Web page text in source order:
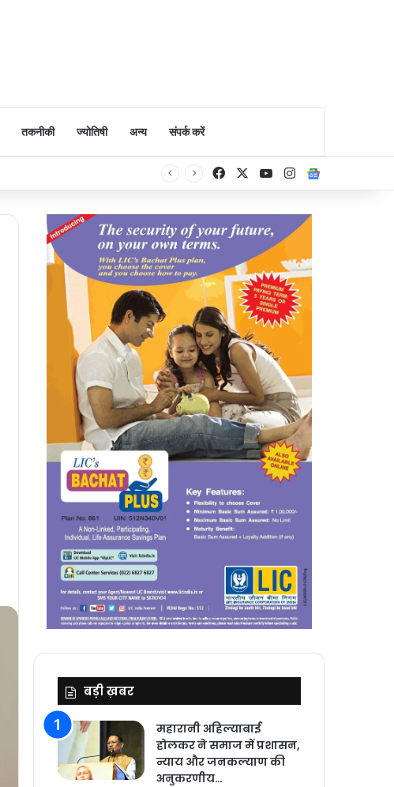
तकनीकी ज्योतिषी अन्य संपर्क करें
FacebookYouTubeInstagram
बड़ी ख़बर
महारानी अहिल्याबाई
होलकर ने समाज में प्रशासन,
न्याय और जनकल्याण की
अनुकरणीय…